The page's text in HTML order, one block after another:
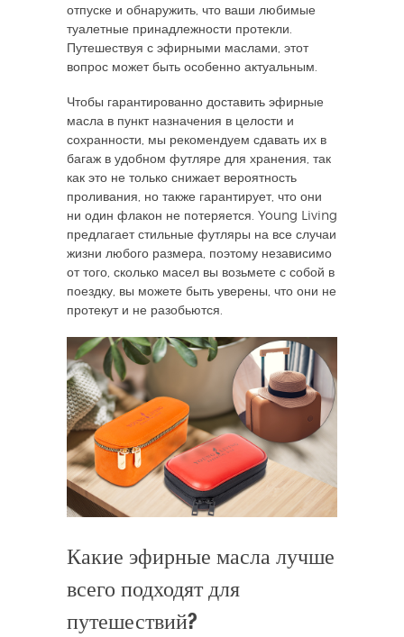
отпуске и обнаружить, что ваши любимые
туалетные принадлежности протекли.
Путешествуя с эфирными маслами, этот
вопрос может быть особенно актуальным.
Чтобы гарантированно доставить эфирные
масла в пункт назначения в целости и
сохранности, мы рекомендуем сдавать их в
багаж в удобном футляре для хранения, так
как это не только снижает вероятность
проливания, но также гарантирует, что они
ни один флакон не потеряется. Young Living
предлагает стильные футляры на все случаи
жизни любого размера, поэтому независимо
от того, сколько масел вы возьмете с собой в
поездку, вы можете быть уверены, что они не
протекут и не разобьются.
Какие эфирные масла лучше
всего подходят для
путешествий?